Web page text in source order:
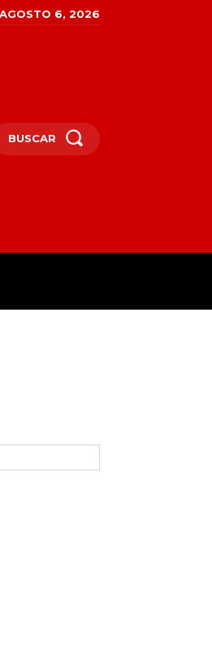
6, 2026
BUSCAR